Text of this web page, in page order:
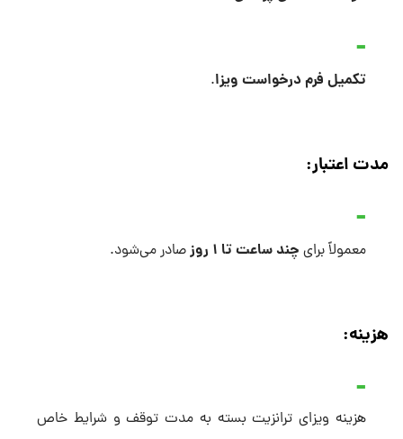
تکمیل فرم درخواست ویزا.
مدت اعتبار:
معمولاً برای چند ساعت تا ۱ روز صادر می‌شود.
هزینه:
هزینه ویزای ترانزیت بسته به مدت توقف و شرایط خاص